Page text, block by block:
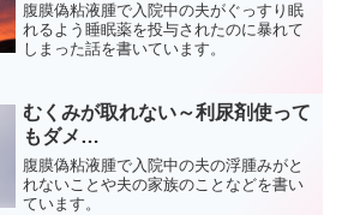
腹膜偽粘液腫で入院中の夫がぐっすり眠
れるよう睡眠薬を投与されたのに暴れて
しまった話を書いています。
むくみが取れない～利尿剤使って
もダメ…
腹膜偽粘液腫で入院中の夫の浮腫みがと
れないことや夫の家族のことなどを書い
ています。